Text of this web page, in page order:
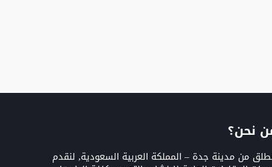
نحن؟
من مدينة جدة – المملكة العربية السعودية, لنقدم